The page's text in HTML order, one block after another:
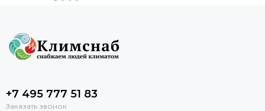
+7 495 777 51 83
Заказать звонок